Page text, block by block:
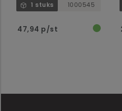
1 stuks 1000545
47,94 p/st